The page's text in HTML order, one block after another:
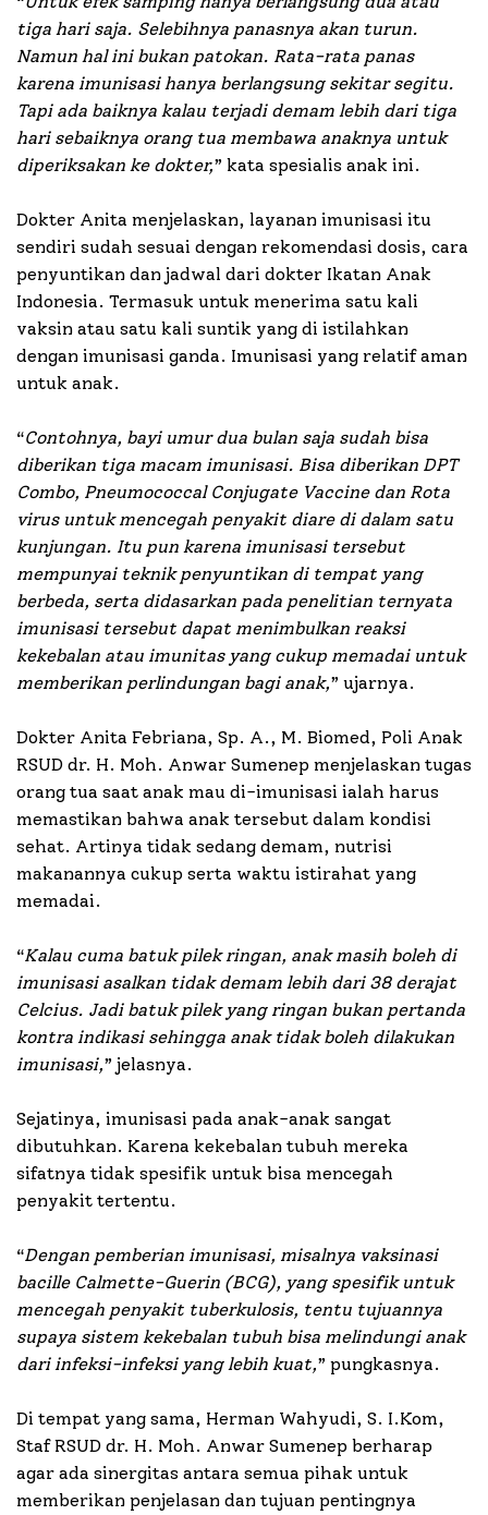
tiga hari saja. Selebihnya panasnya akan turun.
Namun hal ini bukan patokan. Rata-rata panas
karena imunisasi hanya berlangsung sekitar segitu.
Tapi ada baiknya kalau terjadi demam lebih dari tiga
hari sebaiknya orang tua membawa anaknya untuk
diperiksakan ke dokter,” kata spesialis anak ini.
Dokter Anita menjelaskan, layanan imunisasi itu
sendiri sudah sesuai dengan rekomendasi dosis, cara
penyuntikan dan jadwal dari dokter Ikatan Anak
Indonesia. Termasuk untuk menerima satu kali
vaksin atau satu kali suntik yang di istilahkan
dengan imunisasi ganda. Imunisasi yang relatif aman
untuk anak.
“Contohnya, bayi umur dua bulan saja sudah bisa
diberikan tiga macam imunisasi. Bisa diberikan DPT
Combo, Pneumococcal Conjugate Vaccine dan Rota
virus untuk mencegah penyakit diare di dalam satu
kunjungan. Itu pun karena imunisasi tersebut
mempunyai teknik penyuntikan di tempat yang
berbeda, serta didasarkan pada penelitian ternyata
imunisasi tersebut dapat menimbulkan reaksi
kekebalan atau imunitas yang cukup memadai untuk
memberikan perlindungan bagi anak,” ujarnya.
Dokter Anita Febriana, Sp. A., M. Biomed, Poli Anak
RSUD dr. H. Moh. Anwar Sumenep menjelaskan tugas
orang tua saat anak mau di-imunisasi ialah harus
memastikan bahwa anak tersebut dalam kondisi
sehat. Artinya tidak sedang demam, nutrisi
makanannya cukup serta waktu istirahat yang
memadai.
“Kalau cuma batuk pilek ringan, anak masih boleh di
imunisasi asalkan tidak demam lebih dari 38 derajat
Celcius. Jadi batuk pilek yang ringan bukan pertanda
kontra indikasi sehingga anak tidak boleh dilakukan
imunisasi,” jelasnya.
Sejatinya, imunisasi pada anak-anak sangat
dibutuhkan. Karena kekebalan tubuh mereka
sifatnya tidak spesifik untuk bisa mencegah
penyakit tertentu.
“Dengan pemberian imunisasi, misalnya vaksinasi
bacille Calmette-Guerin (BCG), yang spesifik untuk
mencegah penyakit tuberkulosis, tentu tujuannya
supaya sistem kekebalan tubuh bisa melindungi anak
dari infeksi-infeksi yang lebih kuat,” pungkasnya.
Di tempat yang sama, Herman Wahyudi, S. I.Kom,
Staf RSUD dr. H. Moh. Anwar Sumenep berharap
agar ada sinergitas antara semua pihak untuk
memberikan penjelasan dan tujuan pentingnya